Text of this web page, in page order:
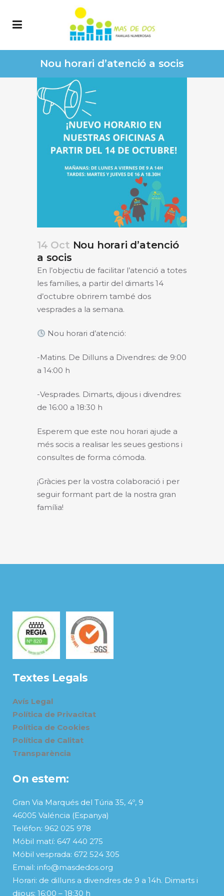
Nou horari d’atenció a socis
14 Oct Nou horari d’atenció
a socis
En l’objectiu de facilitar l’atenció a totes
les famílies, a partir del dimarts 14
d’octubre obrirem també dos
vesprades a la semana.
Nou horari d’atenció:
-Matins. De Dilluns a Divendres: de 9:00
a 14:00 h
-Vesprades. Dimarts, dijous i divendres:
de 16:00 a 18:30 h
Esperem que este nou horari ajude a
més socis a realisar les seues gestions i
consultes de forma cómoda.
¡Gràcies per la vostra colaboració i per
seguir formant part de la nostra gran
família!
Textes Legals
Avís Legal
Política de Privacitat
Política de Cookies
Política de Calitat
Transparència
On estem:
Gran Via Marqués del Túria 35, 4º, 9
46005 Valéncia (Espanya)
Teléfon: 962 025 978
Móbil matí: 647 440 275
Móbil vesprada: 672 524 305
Email: info@masdedos.org
Horari: de dilluns a divendres de 9 a 14h. Dimarts i
dijous: 16:00 – 18:30 h